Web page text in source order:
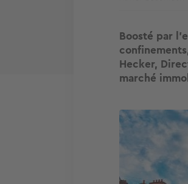
Boosté par
Hecker,
marché
Image